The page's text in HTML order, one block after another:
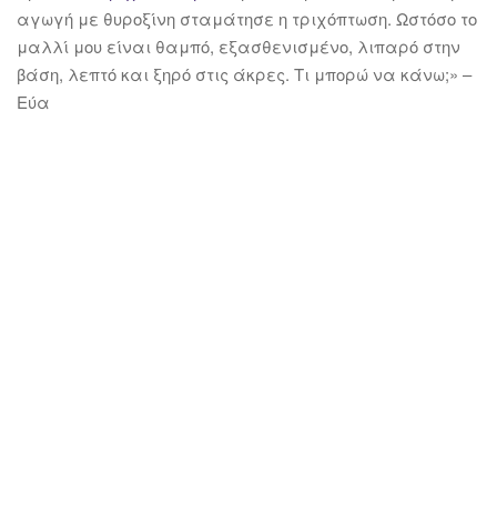
αγωγή με θυροξίνη σταμάτησε η τριχόπτωση. Ωστόσο το
μαλλί μου είναι θαμπό, εξασθενισμένο, λιπαρό στην
βάση, λεπτό και ξηρό στις άκρες. Τι μπορώ να κάνω;» –
Εύα